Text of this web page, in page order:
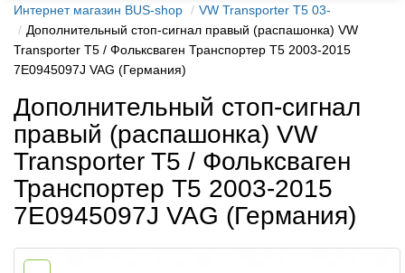
Интернет магазин BUS-shop
VW Transporter T5 03-
Дополнительный стоп-сигнал правый (распашонка) VW
Transporter T5 / Фольксваген Транспортер Т5 2003-2015
7E0945097J VAG (Германия)
Дополнительный стоп-сигнал
правый (распашонка) VW
Transporter T5 / Фольксваген
Транспортер Т5 2003-2015
7E0945097J VAG (Германия)